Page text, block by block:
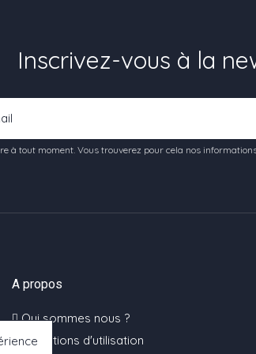
Inscrivez-vous à la
à tout moment. Vous trouverez pour cela nos
A propos
Qui sommes nous ?
Conditions d'utilisation